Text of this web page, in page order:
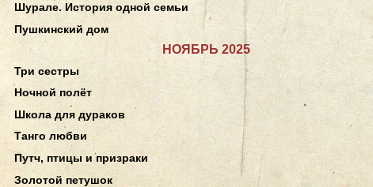
Шурале. История одной семьи
Пушкинский дом
НОЯБРЬ 2025
Три сестры
Ночной полёт
Школа для дураков
Танго любви
Путч, птицы и призраки
Золотой петушок